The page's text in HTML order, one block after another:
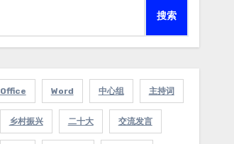
Office Word 中心组 主持词
乡村振兴 二十大 交流发言